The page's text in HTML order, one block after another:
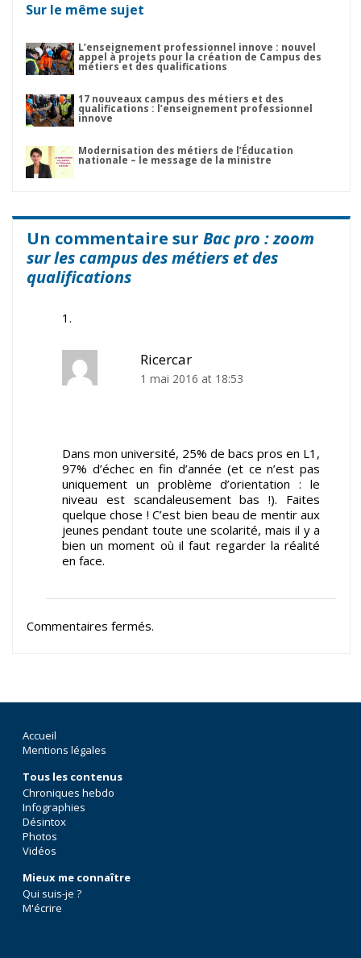
Sur le même sujet
L’enseignement professionnel innove : nouvel
appel à projets pour la création de Campus des
métiers et des qualifications
17 nouveaux campus des métiers et des
qualifications : l’enseignement professionnel
innove
Modernisation des métiers de l’Éducation
nationale – le message de la ministre
Un commentaire sur Bac pro : zoom
sur les campus des métiers et des
qualifications
Ricercar
1 mai 2016 at 18:53
Dans mon université, 25% de bacs pros en L1,
97% d’échec en fin d’année (et ce n’est pas
uniquement un problème d’orientation : le
niveau est scandaleusement bas !). Faites
quelque chose ! C’est bien beau de mentir aux
jeunes pendant toute une scolarité, mais il y a
bien un moment où il faut regarder la réalité
en face.
Commentaires fermés.
Accueil
Mentions légales
Tous les contenus
Chroniques hebdo
Infographies
Désintox
Photos
Vidéos
Mieux me connaître
Qui suis-je ?
M'écrire